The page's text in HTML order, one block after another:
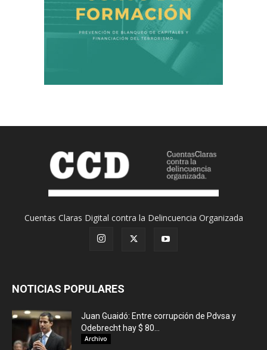
Cuentas Claras Digital contra la Delincuencia Organizada
NOTICIAS POPULARES
Juan Guaidó: Entre corrupción de Pdvsa y
Odebrecht hay $ 80...
Archivo